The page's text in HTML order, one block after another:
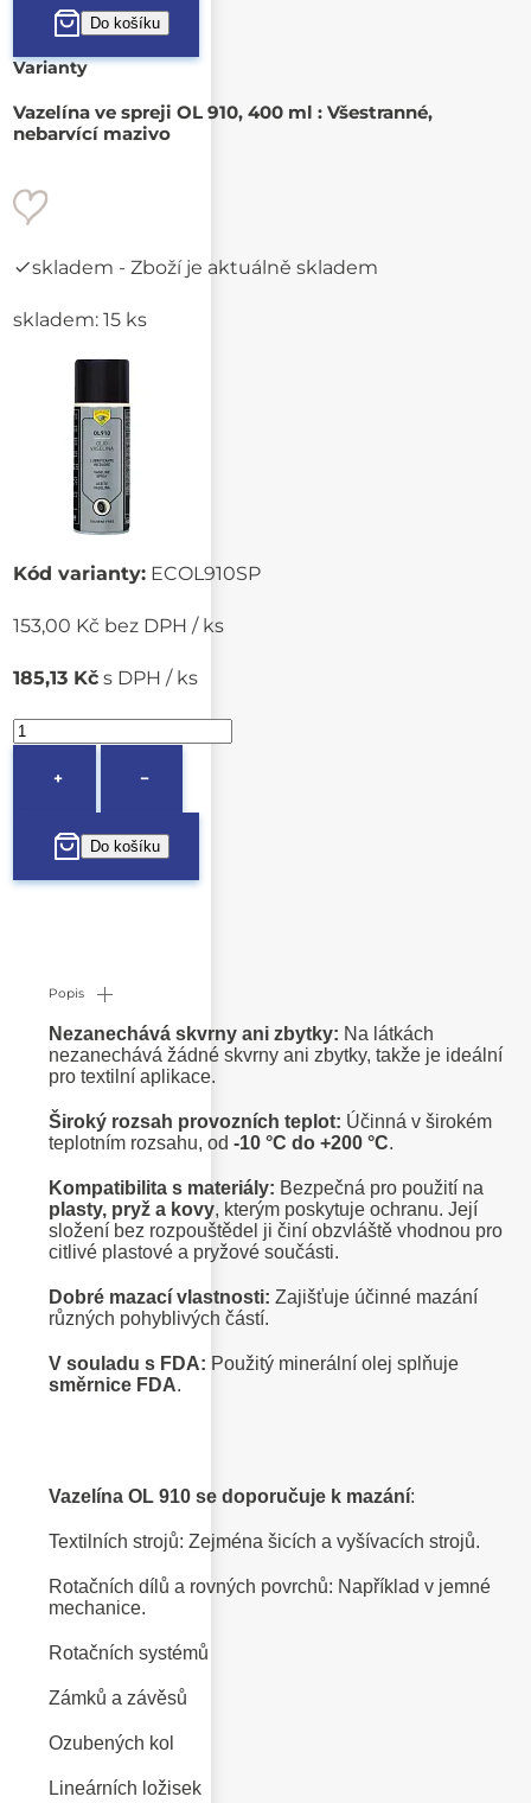
Varianty
Vazelína ve spreji OL 910, 400 ml : Všestranné,
nebarvící mazivo
skladem - Zboží je aktuálně skladem
skladem: 15 ks
Kód varianty: ECOL910SP
153,00 Kč bez DPH / ks
185,13 Kč s DPH / ks
+ −
Popis
Nezanechává skvrny ani zbytky: Na látkách
nezanechává žádné skvrny ani zbytky, takže je ideální
pro textilní aplikace.
Široký rozsah provozních teplot: Účinná v širokém
teplotním rozsahu, od-10 °C do +200 °C.
Kompatibilita s materiály: Bezpečná pro použití na
plasty, pryž a kovy, kterým poskytuje ochranu. Její
složení bez rozpouštědel ji činí obzvláště vhodnou pro
citlivé plastové a pryžové součásti.
Dobré mazací vlastnosti: Zajišťuje účinné mazání
různých pohyblivých částí.
V souladu s FDA: Použitý minerální olej splňuje
směrnice FDA.
Vazelína OL 910 se doporučuje k mazání:
Textilních strojů: Zejména šicích a vyšívacích strojů.
Rotačních dílů a rovných povrchů: Například v jemné
mechanice.
Rotačních systémů
Zámků a závěsů
Ozubených kol
Lineárních ložisek